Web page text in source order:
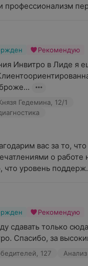
профессионализм
Рекомендую
Инвитро в Лиде я
Гедемина, 12/1
вас за то,
о работе
что уровень
Рекомендую
сдавать только
Спасибо, за
127